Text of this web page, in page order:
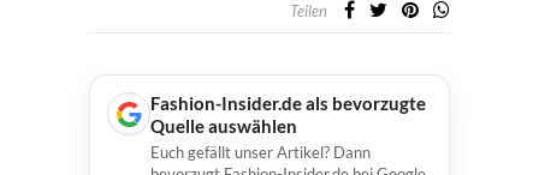
Teilen
Fashion-Insider.de als bevorzugte
Quelle auswählen
Euch gefällt unser Artikel? Dann